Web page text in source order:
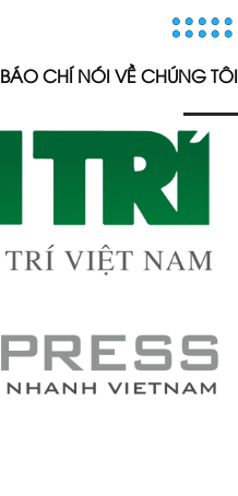
BÁO CHÍ NÓI VỀ CHÚNG TÔI